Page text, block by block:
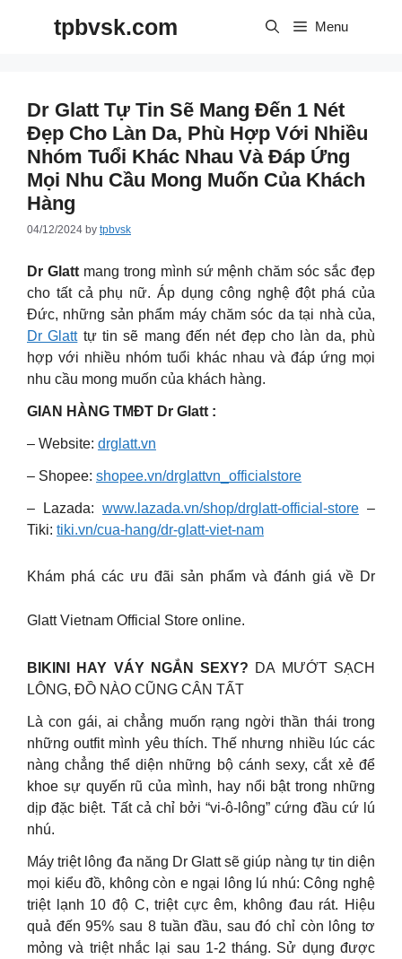
tpbvsk.com Menu
Dr Glatt Tự Tin Sẽ Mang Đến 1 Nét
Đẹp Cho Làn Da, Phù Hợp Với Nhiều
Nhóm Tuổi Khác Nhau Và Đáp Ứng
Mọi Nhu Cầu Mong Muốn Của Khách
Hàng
04/12/2024 by tpbvsk
Dr Glattmang trong mình sứ mệnh chăm sóc sắc đẹp
cho tất cả phụ nữ. Áp dụng công nghệ đột phá của
Đức, những sản phẩm máy chăm sóc da tại nhà của,
Dr Glatttự tin sẽ mang đến nét đẹp cho làn da, phù
hợp với nhiều nhóm tuổi khác nhau và đáp ứng mọi
nhu cầu mong muốn của khách hàng.
GIAN HÀNG TMĐT Dr Glatt :
– Website: drglatt.vn
– Shopee: shopee.vn/drglattvn_officialstore
– Lazada: www.lazada.vn/shop/drglatt-official-store –
Tiki: tiki.vn/cua-hang/dr-glatt-viet-nam
Khám phá các ưu đãi sản phẩm và đánh giá về Dr
Glatt Vietnam Official Store online.
BIKINI HAY VÁY NGẮN SEXY? DA MƯỚT SẠCH
LÔNG, ĐỒ NÀO CŨNG CÂN TẤT
Là con gái, ai chẳng muốn rạng ngời thần thái trong
những outfit mình yêu thích. Thế nhưng nhiều lúc các
nàng chẳng thể diện những bộ cánh sexy, cắt xẻ để
khoe sự quyến rũ của mình, hay nổi bật trong những
dịp đặc biệt. Tất cả chỉ bởi “vi-ô-lông” cứng đầu cứ lú
nhú.
Máy triệt lông đa năng Dr Glatt sẽ giúp nàng tự tin diện
mọi kiểu đồ, không còn e ngại lông lú nhú: Công nghệ
triệt lạnh 10 độ C, triệt cực êm, không đau rát. Hiệu
quả đến 95% sau 8 tuần đầu, sau đó chỉ còn lông tơ
mỏng và triệt nhắc lại sau 1-2 tháng. Sử dụng được